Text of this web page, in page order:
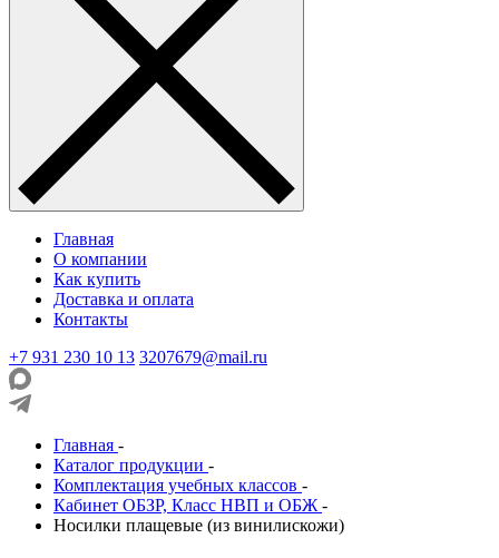
Главная
О компании
Как купить
Доставка и оплата
Контакты
+7 931 230 10 13 3207679@mail.ru
Главная -
Каталог продукции -
Комплектация учебных классов -
Кабинет ОБЗР, Класс НВП и ОБЖ -
Носилки плащевые (из винилискожи)